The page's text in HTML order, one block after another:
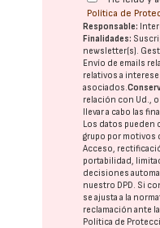
Política de
Responsable:
Finalidades:
newsletter(s).
Envío de emails
relativos a
asociados.
relación con Ud.,
llevar a cabo las
Los datos pueden
grupo por motivos
Acceso,
portabilidad,
decisiones
nuestro DPD. Si
se ajusta a la
reclamación ante
Política de